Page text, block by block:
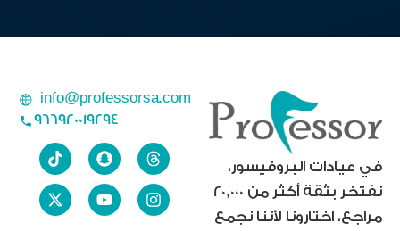
في عيادات البروفيسور،
نفتخر بثقة أكثر من 20,000
مراجع، اختارونا لأننا نجمع
info@professorsa.com
966920019294